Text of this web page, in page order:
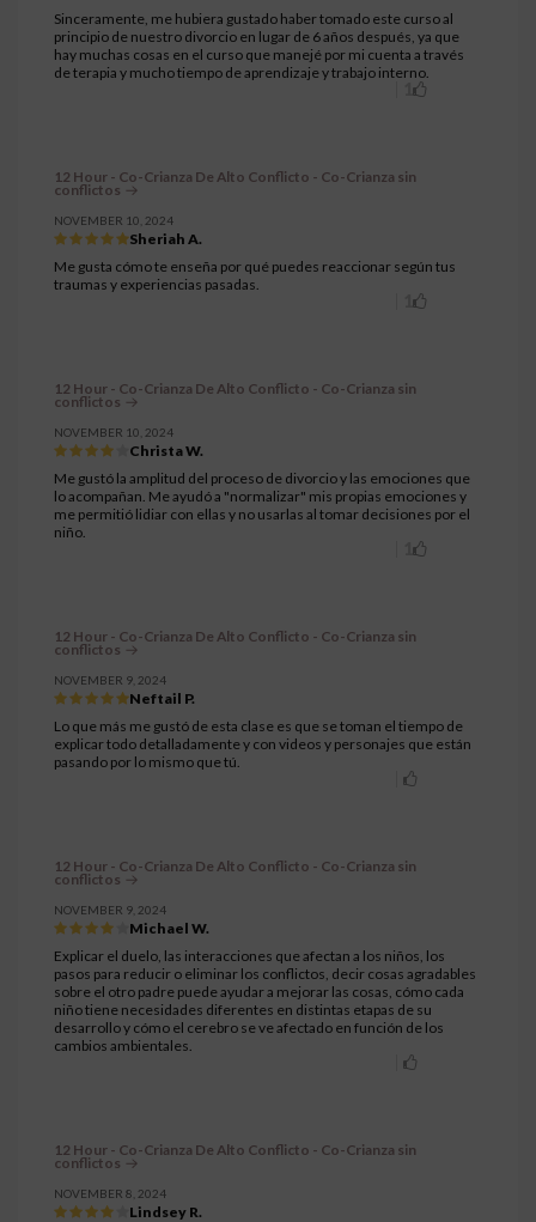
Sinceramente, me hubiera gustado haber tomado este curso al
principio de nuestro divorcio en lugar de 6 años después, ya que
hay muchas cosas en el curso que manejé por mi cuenta a través
de terapia y mucho tiempo de aprendizaje y trabajo interno.
1
12 Hour - Co-Crianza De Alto Conflicto - Co-Crianza sin
conflictos
NOVEMBER 10, 2024
Sheriah A.
Me gusta cómo te enseña por qué puedes reaccionar según tus
traumas y experiencias pasadas.
1
12 Hour - Co-Crianza De Alto Conflicto - Co-Crianza sin
conflictos
NOVEMBER 10, 2024
Christa W.
Me gustó la amplitud del proceso de divorcio y las emociones que
lo acompañan. Me ayudó a "normalizar" mis propias emociones y
me permitió lidiar con ellas y no usarlas al tomar decisiones por el
niño.
1
12 Hour - Co-Crianza De Alto Conflicto - Co-Crianza sin
conflictos
NOVEMBER 9, 2024
Neftail P.
Lo que más me gustó de esta clase es que se toman el tiempo de
explicar todo detalladamente y con videos y personajes que están
pasando por lo mismo que tú.
12 Hour - Co-Crianza De Alto Conflicto - Co-Crianza sin
conflictos
NOVEMBER 9, 2024
Michael W.
Explicar el duelo, las interacciones que afectan a los niños, los
pasos para reducir o eliminar los conflictos, decir cosas agradables
sobre el otro padre puede ayudar a mejorar las cosas, cómo cada
niño tiene necesidades diferentes en distintas etapas de su
desarrollo y cómo el cerebro se ve afectado en función de los
cambios ambientales.
12 Hour - Co-Crianza De Alto Conflicto - Co-Crianza sin
conflictos
NOVEMBER 8, 2024
Lindsey R.